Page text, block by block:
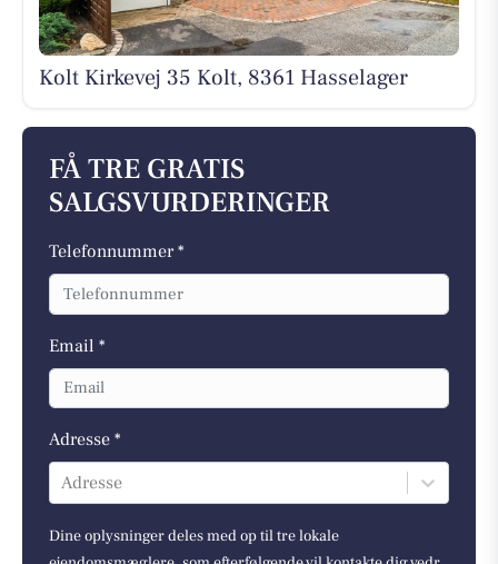
Kolt Kirkevej 35 Kolt, 8361 Hasselager
FÅ TRE GRATIS
SALGSVURDERINGER
Telefonnummer *
Email *
Adresse *
Adresse
Dine oplysninger deles med op til tre lokale